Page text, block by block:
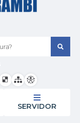
SERVIDOR